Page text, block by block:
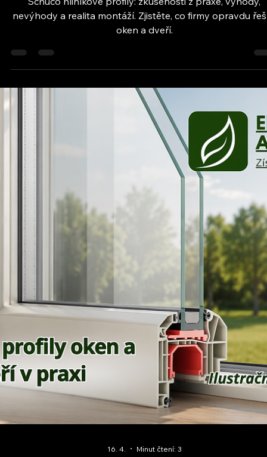
16. 4. Minut čtení: 3
Okna a zateplení
Schüco hliníkové profily
Schüco hliníkové profily: zkušenosti z praxe, výhody,
nevýhody a realita montáží. Zjistěte, co firmy opravdu
oken a dveří.